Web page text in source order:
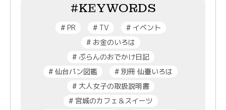
#KEYWORDS
#PR #TV #イベント
#お金のいろは
#ぷらんのおでかけ日記
# 仙台パン図鑑 # 別冊 仙臺いろは
#大人女子の取扱説明書
#宮城のカフェ＆スイーツ